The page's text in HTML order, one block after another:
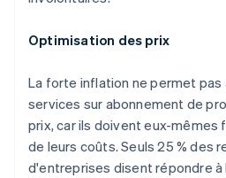
Optimisation des prix
La forte inflation ne permet pas
services sur abonnement de
prix, car ils doivent eux-mêmes
de leurs coûts. Seuls 25 % des
d'entreprises disent répondre à